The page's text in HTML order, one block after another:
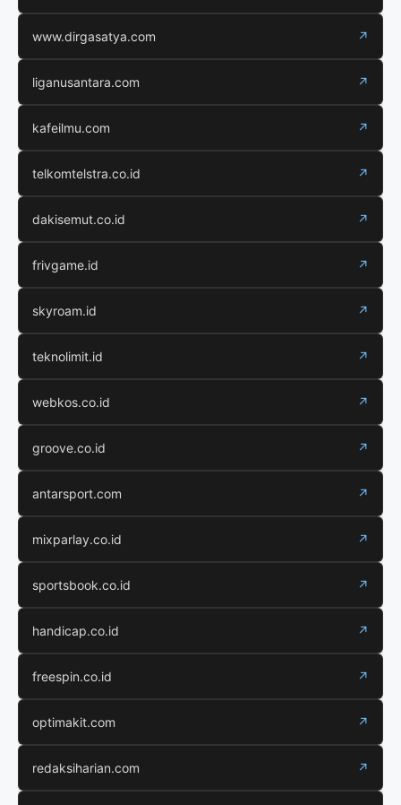
www.dirgasatya.com ↗
liganusantara.com ↗
kafeilmu.com ↗
telkomtelstra.co.id ↗
dakisemut.co.id ↗
frivgame.id ↗
skyroam.id ↗
teknolimit.id ↗
webkos.co.id ↗
groove.co.id ↗
antarsport.com ↗
mixparlay.co.id ↗
sportsbook.co.id ↗
handicap.co.id ↗
freespin.co.id ↗
optimakit.com ↗
redaksiharian.com ↗